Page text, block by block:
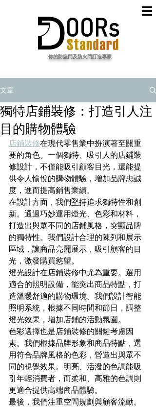
​你的防盜門及防火門訂造專家
文章
獨特店鋪裝修：打造引人注
目的購物體驗
店鋪裝修在現代零售業中扮演著至關重
要的角色。一個獨特、吸引人的店鋪裝
修設計，不僅能吸引顧客目光，還能提
供令人愉悅的購物體驗，增加品牌忠誠
度，進而提高銷售業績。
在設計方面，我們堅持追求獨特性和創
新。通過巧妙運用燈光、色彩和材料，
打造出與眾不同的店鋪風格，突顯品牌
的獨特性。我們設計合理的陳列和展示
區域，讓商品亮麗展示，吸引顧客的目
光，激發購買慾望。
燈光設計在店鋪裝修中尤為重要。選用
適合的照明設備，能突出商品特點，打
造溫暖舒適的購物環境。我們設計智能
照明系統，根據不同時間和節日，調整
燈光效果，增加店鋪的活動氛圍。
色彩選擇也是店鋪裝修的關鍵考慮因
素。我們根據品牌形象和商品特點，選
用符合品牌風格的色彩，營造出與眾不
同的視覺效果。明亮、活潑的色調能吸
引年輕消費者，而柔和、高雅的色調則
更適合提供高端商品體驗。
最後，我們注重空間規劃與顧客流動。